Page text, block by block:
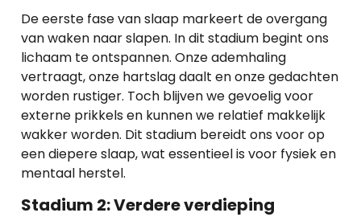
De eerste fase van slaap markeert de overgang
van waken naar slapen. In dit stadium begint ons
lichaam te ontspannen. Onze ademhaling
vertraagt, onze hartslag daalt en onze gedachten
worden rustiger. Toch blijven we gevoelig voor
externe prikkels en kunnen we relatief makkelijk
wakker worden. Dit stadium bereidt ons voor op
een diepere slaap, wat essentieel is voor fysiek en
mentaal herstel.
Stadium 2: Verdere verdieping